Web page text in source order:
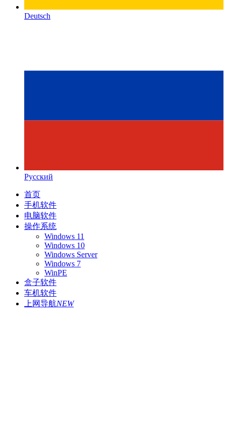
Deutsch
Русский
首页
手机软件
电脑软件
操作系统
Windows 11
Windows 10
Windows Server
Windows 7
WinPE
盒子软件
车机软件
上网导航NEW